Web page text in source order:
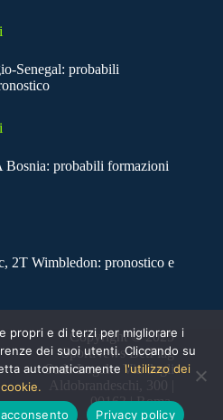
Senegal: probabili
probabili formazioni
2T Wimbledon: pronostico e
Copyright © 2025
SportNews BetFlag
Sede Legale: Via degli
Aldobrandeschi, 300 |
00163 | Roma
propri e di terzi per migliorare i
dei suoi utenti. Cliccando su
automaticamente l'utilizzo dei
cookie.
Privacy policy